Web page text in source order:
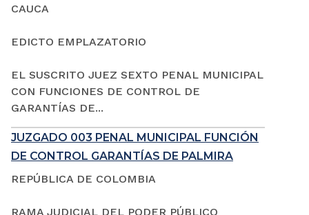
CAUCA
EDICTO EMPLAZATORIO
EL SUSCRITO JUEZ SEXTO PENAL MUNICIPAL
CON FUNCIONES DE CONTROL DE
GARANTÍAS DE...
JUZGADO 003 PENAL MUNICIPAL FUNCIÓN
DE CONTROL GARANTÍAS DE PALMIRA
REPÚBLICA DE COLOMBIA
RAMA JUDICIAL DEL PODER PÚBLICO